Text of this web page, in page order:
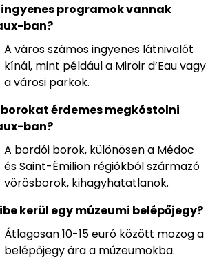
programok vannak
ban?
A város számos ingyenes látnivalót
kínál, mint például a Miroir d’Eau vagy
a városi parkok.
érdemes megkóstolni
ban?
A bordói borok, különösen a Médoc
és Saint-Émilion régiókból származó
vörösborok, kihagyhatatlanok.
kerül egy múzeumi belépőjegy?
Átlagosan 10-15 euró között mozog a
belépőjegy ára a múzeumokba.